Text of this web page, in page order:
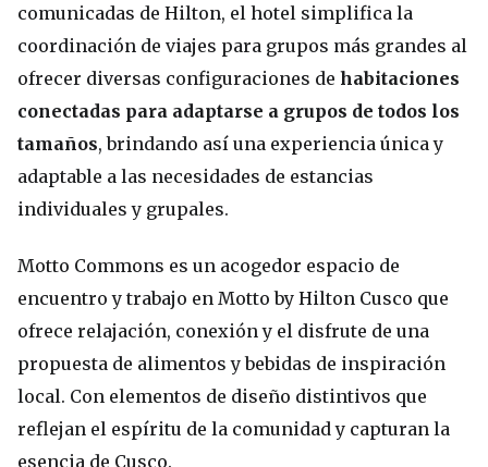
comunicadas de Hilton, el hotel simplifica la
coordinación de viajes para grupos más grandes al
ofrecer diversas configuraciones de habitaciones
conectadas para adaptarse a grupos de todos los
tamaños, brindando así una experiencia única y
adaptable a las necesidades de estancias
individuales y grupales.
Motto Commons es un acogedor espacio de
encuentro y trabajo en Motto by Hilton Cusco que
ofrece relajación, conexión y el disfrute de una
propuesta de alimentos y bebidas de inspiración
local. Con elementos de diseño distintivos que
reflejan el espíritu de la comunidad y capturan la
esencia de Cusco.